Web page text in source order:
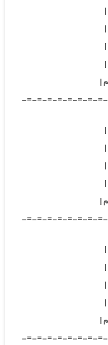
-=-=-=-=-=-=-=-
-=-=-=-=-=-=-=-
-=-=-=-=-=-=-=-